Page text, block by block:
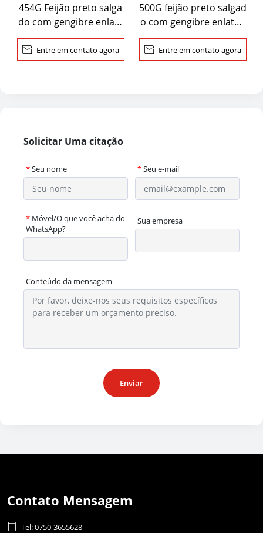
454G Feijão preto salga
do com gengibre enlata
do
 Entre em contato agora
500G feijão preto salgad
o com gengibre enlatad
o
 Entre em contato agora
Solicitar Uma citação
*Seu nome *Seu e-mail
* Móvel/O que você acha do
WhatsApp?
Sua empresa
Conteúdo da mensagem
Enviar
Contato Mensagem
 Tel: 0750-3655628